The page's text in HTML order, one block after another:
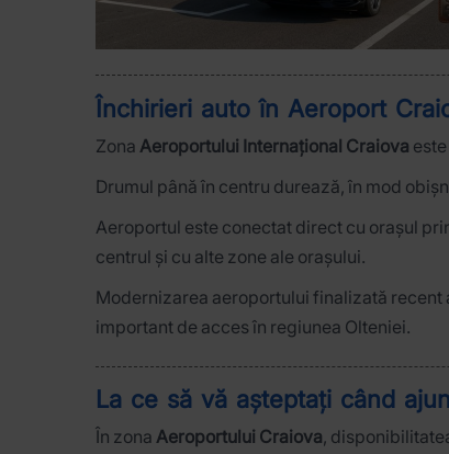
Închirieri auto în Aeroport
Zona Aeroportului Internațional Craiova
Drumul până în centru durează, în mod
Aeroportul este conectat direct cu orașul
centrul și cu alte zone ale orașului.
Modernizarea aeroportului finalizată recent
important de acces în regiunea Olteniei.
La ce să vă așteptați când
În zona Aeroportului Craiova,